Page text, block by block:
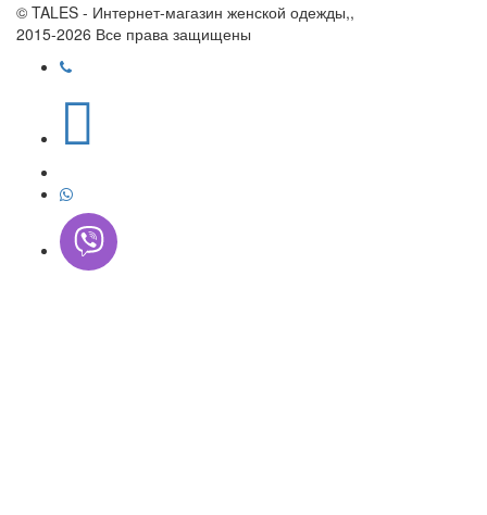
© TALES - Интернет-магазин женской одежды,,
2015-2026 Все права защищены